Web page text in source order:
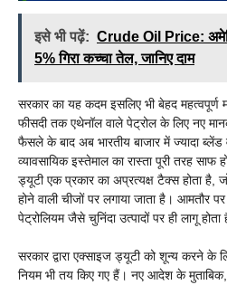
इसे भी पढ़ें: Crude Oil Price:
5% गिरा कच्चा तेल, जानिए दाम
सरकार का यह कदम इसलिए भी बेहद महत्वपूर्ण
फीसदी तक एथेनॉल वाले पेट्रोल के लिए नए
फैसले के बाद अब भारतीय बाजार में ज्यादा
व्यावसायिक इस्तेमाल का रास्ता पूरी तरह
ड्यूटी एक प्रकार का अप्रत्यक्ष टैक्स होता है,
होने वाली चीजों पर लगाया जाता है। आमतौर
पेट्रोलियम जैसे चुनिंदा उत्पादों पर ही लागू होता
सरकार द्वारा एक्साइज ड्यूटी को शून्य करने के
नियम भी तय किए गए हैं। नए आदेश के